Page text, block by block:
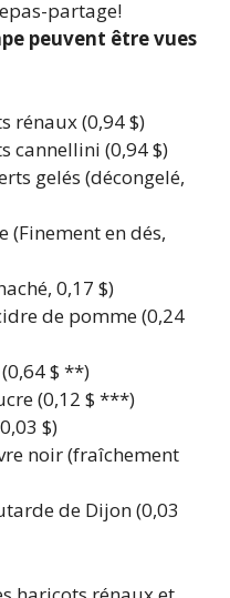
partage!
peuvent être vues
rénaux(0,94 $)
cannellini (0,94 $)
gelés (décongelé,
(Finement en dés,
0,17 $)
de pomme(0,24
(0,64 $ **)
(0,12 $ ***)
$)
noir(fraîchement
de Dijon(0,03